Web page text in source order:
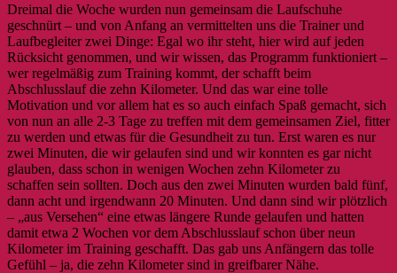
Dreimal die Woche wurden nun gemeinsam die Laufschuhe
geschnürt – und von Anfang an vermittelten uns die Trainer und
Laufbegleiter zwei Dinge: Egal wo ihr steht, hier wird auf jeden
Rücksicht genommen, und wir wissen, das Programm funktioniert –
wer regelmäßig zum Training kommt, der schafft beim
Abschlusslauf die zehn Kilometer. Und das war eine tolle
Motivation und vor allem hat es so auch einfach Spaß gemacht, sich
von nun an alle 2-3 Tage zu treffen mit dem gemeinsamen Ziel, fitter
zu werden und etwas für die Gesundheit zu tun. Erst waren es nur
zwei Minuten, die wir gelaufen sind und wir konnten es gar nicht
glauben, dass schon in wenigen Wochen zehn Kilometer zu
schaffen sein sollten. Doch aus den zwei Minuten wurden bald fünf,
dann acht und irgendwann 20 Minuten. Und dann sind wir plötzlich
– „aus Versehen“ eine etwas längere Runde gelaufen und hatten
damit etwa 2 Wochen vor dem Abschlusslauf schon über neun
Kilometer im Training geschafft. Das gab uns Anfängern das tolle
Gefühl – ja, die zehn Kilometer sind in greifbarer Nähe.